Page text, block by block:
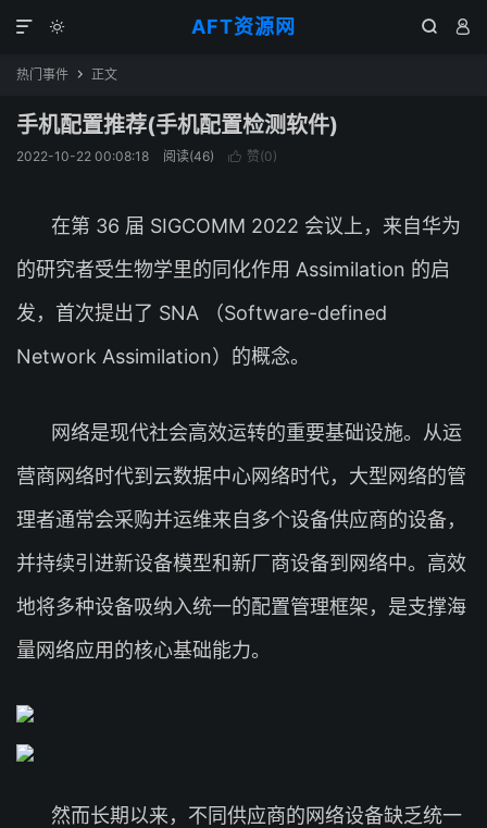
AFT资源网
  

热门事件  正文
手机配置推荐(手机配置检测软件)
2022-10-22 00:08:18 阅读(46)  赞(0)
在第 36 届 SIGCOMM 2022 会议上，来自华为
的研究者受生物学里的同化作用 Assimilation 的启
发，首次提出了 SNA （Software-defined
Network Assimilation）的概念。
网络是现代社会高效运转的重要基础设施。从运
营商网络时代到云数据中心网络时代，大型网络的管
理者通常会采购并运维来自多个设备供应商的设备，
并持续引进新设备模型和新厂商设备到网络中。高效
地将多种设备吸纳入统一的配置管理框架，是支撑海
量网络应用的核心基础能力。
然而长期以来，不同供应商的网络设备缺乏统一